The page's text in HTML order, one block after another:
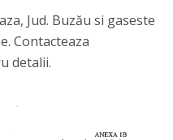
Jud. Buzău si gaseste
Contacteaza
detalii.